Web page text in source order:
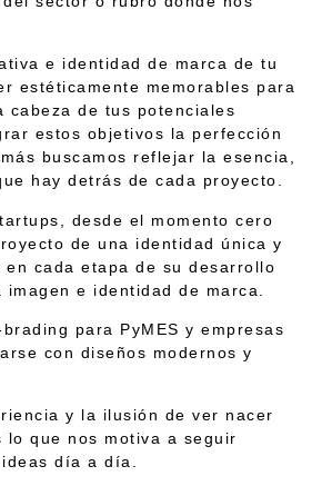
e identidad de marca de tu
estéticamente memorables para
cabeza de tus potenciales
estos objetivos la perfección
buscamos reflejar la esencia,
hay detrás de cada proyecto.
, desde el momento cero
de una identidad única y
en cada etapa de su desarrollo
imagen e identidad de marca
brading para PyMES y empresas
con diseños modernos y
y la ilusión de ver nacer
lo que nos motiva a seguir
día a día.